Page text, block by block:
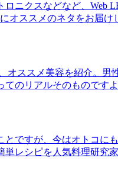
ニクスなどなど、Web
オススメのネタをお届け
オススメ美容を紹介。
のリアルそのものですよ
ですが、今はオトコ
レシピを人気料理研究家